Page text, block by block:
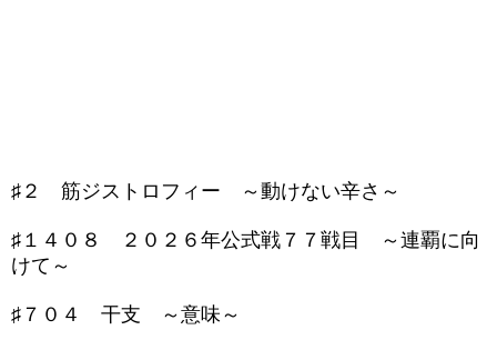
♯２ 筋ジストロフィー ～動けない辛さ～
♯１４０８ ２０２６年公式戦７７戦目 ～連覇に向
けて～
♯７０４ 干支 ～意味～